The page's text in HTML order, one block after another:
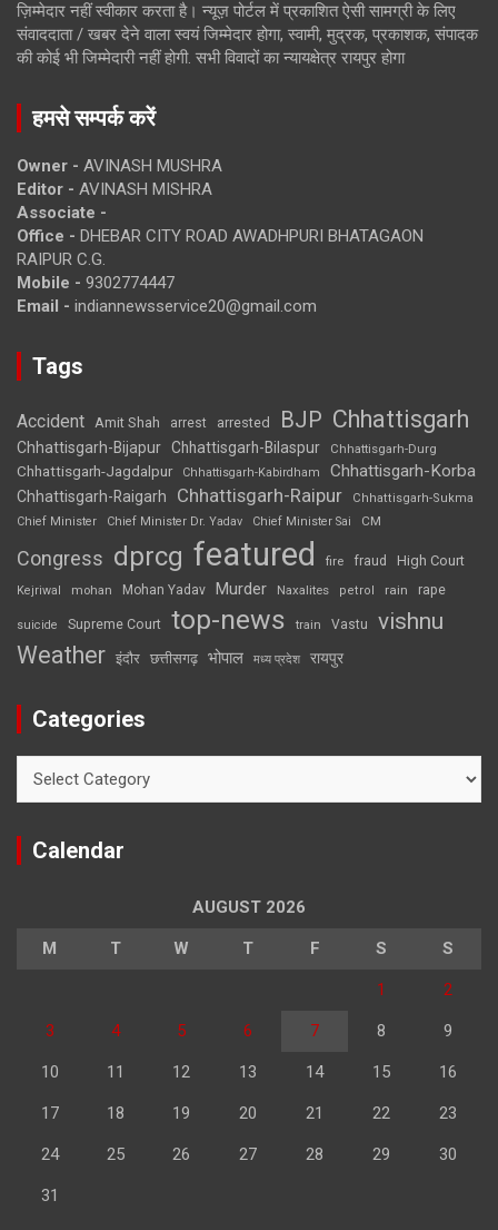
ज़िम्मेदार नहीं स्वीकार करता है। न्यूज़ पोर्टल में प्रकाशित ऐसी सामग्री के लिए
संवाददाता / खबर देने वाला स्वयं जिम्मेदार होगा, स्वामी, मुद्रक, प्रकाशक, संपादक
की कोई भी जिम्मेदारी नहीं होगी. सभी विवादों का न्यायक्षेत्र रायपुर होगा
हमसे सम्पर्क करें
Owner - AVINASH MUSHRA
Editor - AVINASH MISHRA
Associate -
Office - DHEBAR CITY ROAD AWADHPURI BHATAGAON
RAIPUR C.G.
Mobile - 9302774447
Email - indiannewsservice20@gmail.com
Tags
Accident Amit Shah arrest arrested BJP Chhattisgarh
Chhattisgarh-Bijapur Chhattisgarh-Bilaspur Chhattisgarh-Durg
Chhattisgarh-Jagdalpur Chhattisgarh-Kabirdham Chhattisgarh-Korba
Chhattisgarh-Raigarh Chhattisgarh-Raipur
Chhattisgarh-Sukma
Chief Minister
Chief Minister Dr. Yadav Chief Minister Sai CM
Congress dprcg featured fire fraud High Court
Kejriwal mohan Mohan Yadav Murder Naxalites petrol rain rape
suicide Supreme Court top-news train Vastu vishnu
Weather इंदौर छत्तीसगढ़ भोपाल मध्य प्रदेश रायपुर
Categories
Calendar
AUGUST 2026
M T W T F S S
1 2
3 4 5 6 7 8 9
10 11 12 13 14 15 16
17 18 19 20 21 22 23
24 25 26 27 28 29 30
31